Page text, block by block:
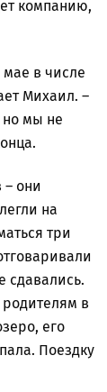
компанию,
мае в числе
Михаил. –
но мы не
они
на
три
сдавались.
в
его
Поездку